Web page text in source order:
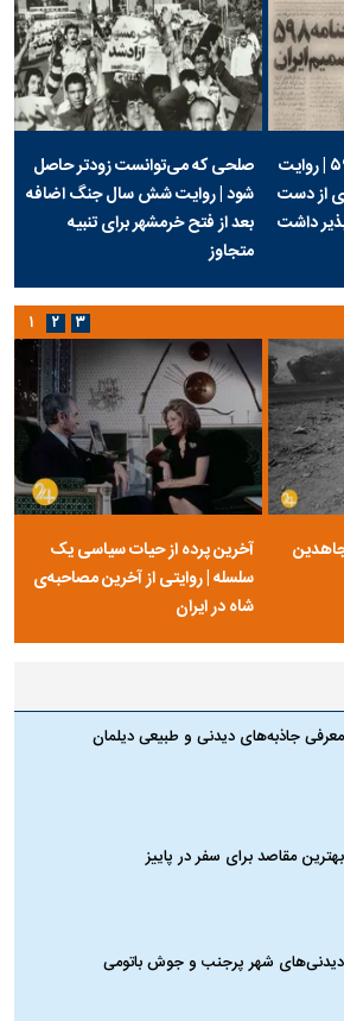
ایران و طلسم قطعنامه ۵۹۸ | روایت
از دست
داشت
صلحی که می‌توانست زودتر حاصل
شود | روایت شش سال جنگ اضافه
بعد از فتح خرمشهر برای تنبیه
متجاوز
آخرین پرده از حیات سیاسی یک
سلسله | روایتی از آخرین مصاحبه‌ی
شاه در ایران
۱ ۲ ۳
معرفی جاذبه‌های دیدنی و طبیعی دیلمان
بهترین مقاصد برای سفر در پاییز
دیدنی‌های شهر پرجنب و جوش باتومی